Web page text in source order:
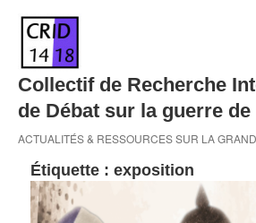
content
Collectif de Recherche
de Débat sur la guerre de
ACTUALITÉS & RESSOURCES SUR LA
Étiquette :exposition